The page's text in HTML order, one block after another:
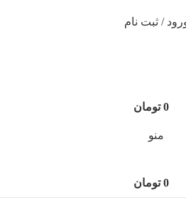
/ ثبت نام
0 تومان
منو
0 تومان